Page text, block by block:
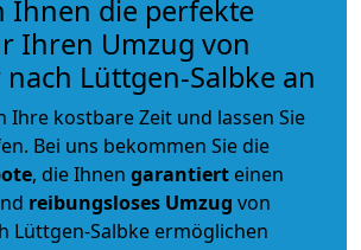
Ihnen die perfekte
Ihren Umzug von
Lüttgen-Salbke an
Ihre kostbare Zeit und lassen Sie
Bei uns bekommen Sie die
, die Ihnen garantiert einen
reibungsloses Umzug von
Lüttgen-Salbke ermöglichen